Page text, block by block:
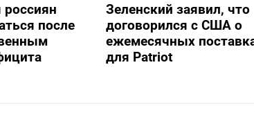
после
Зеленский заявил, что
договорился с США о
ежемесячных
для Patriot